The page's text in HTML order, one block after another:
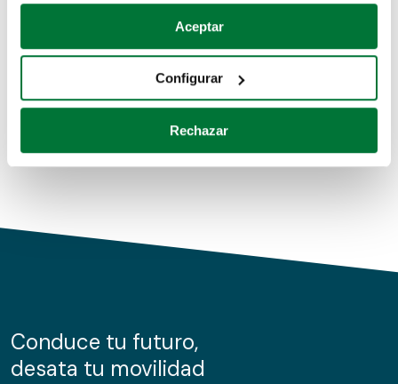
Si lo permite, también quisiéramos:
Recopilar información sobre su ubicación geográfica
Identificar su dispositivo analizándolo activamente
para buscar características específicas (huellas
Obtenga más información sobre cómo se procesan sus
de cookies.
información sobre el uso que haga del sitio web con
nuestros partners de redes sociales, publicidad y análisis
Aceptar
Configurar
Rechazar
Coches de segunda mano
Coches de km0
Conduce tu futuro,
desata tu movilidad